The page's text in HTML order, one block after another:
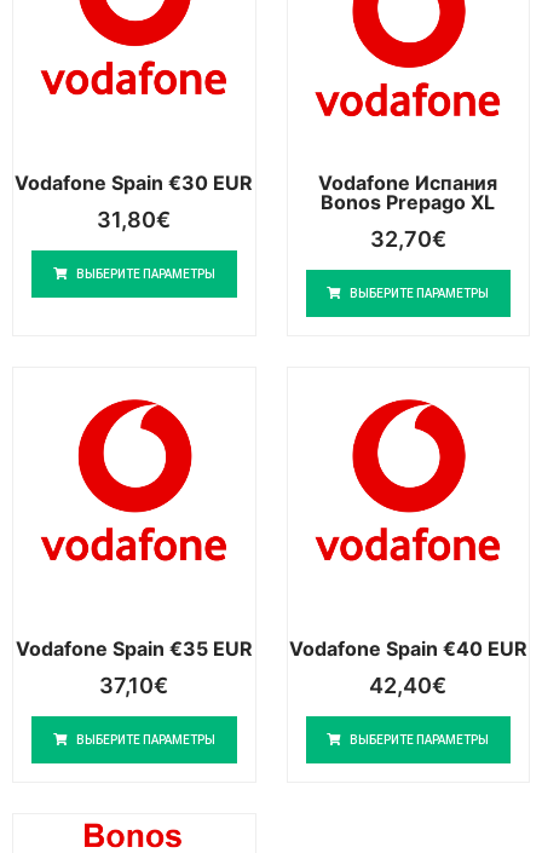
Vodafone Spain €30 EUR
31,80€
ВЫБЕРИТЕ ПАРАМЕТРЫ
Vodafone Испания
Bonos Prepago XL
32,70€
ВЫБЕРИТЕ ПАРАМЕТРЫ
Vodafone Spain €35 EUR
37,10€
ВЫБЕРИТЕ ПАРАМЕТРЫ
Vodafone Spain €40 EUR
42,40€
ВЫБЕРИТЕ ПАРАМЕТРЫ